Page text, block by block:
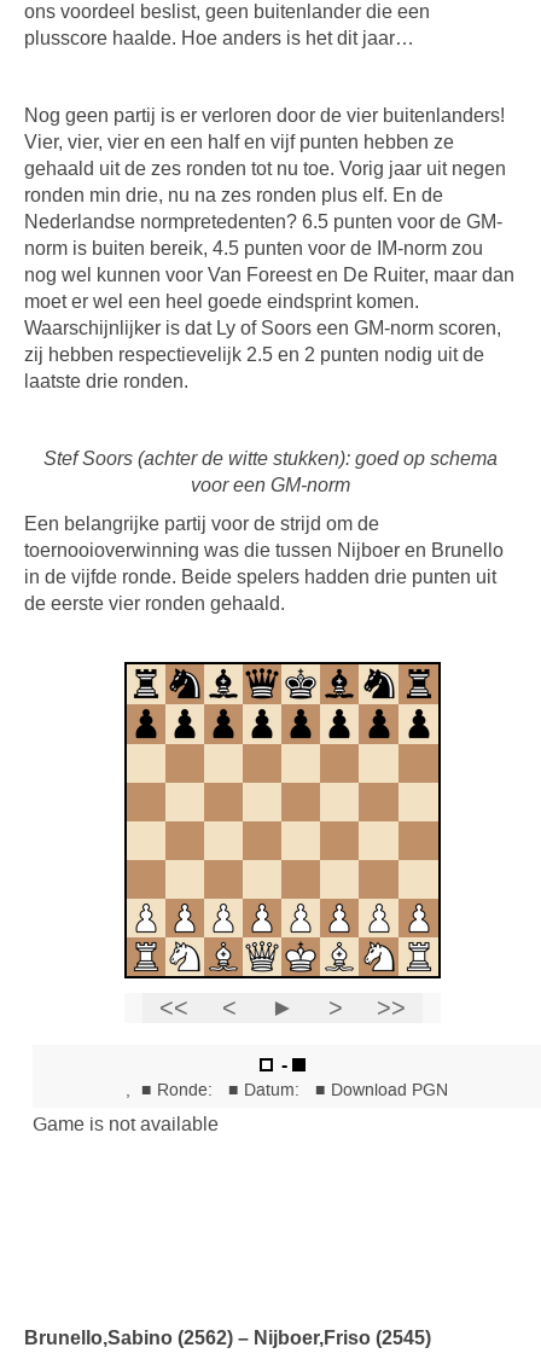
ons voordeel beslist, geen buitenlander die een
plusscore haalde. Hoe anders is het dit jaar…
Nog geen partij is er verloren door de vier buitenlanders!
Vier, vier, vier en een half en vijf punten hebben ze
gehaald uit de zes ronden tot nu toe. Vorig jaar uit negen
ronden min drie, nu na zes ronden plus elf. En de
Nederlandse normpretedenten? 6.5 punten voor de GM-
norm is buiten bereik, 4.5 punten voor de IM-norm zou
nog wel kunnen voor Van Foreest en De Ruiter, maar dan
moet er wel een heel goede eindsprint komen.
Waarschijnlijker is dat Ly of Soors een GM-norm scoren,
zij hebben respectievelijk 2.5 en 2 punten nodig uit de
laatste drie ronden.
Stef Soors (achter de witte stukken): goed op schema
voor een GM-norm
Een belangrijke partij voor de strijd om de
toernooioverwinning was die tussen Nijboer en Brunello
in de vijfde ronde. Beide spelers hadden drie punten uit
de eerste vier ronden gehaald.
Brunello,Sabino (2562) – Nijboer,Friso (2545)